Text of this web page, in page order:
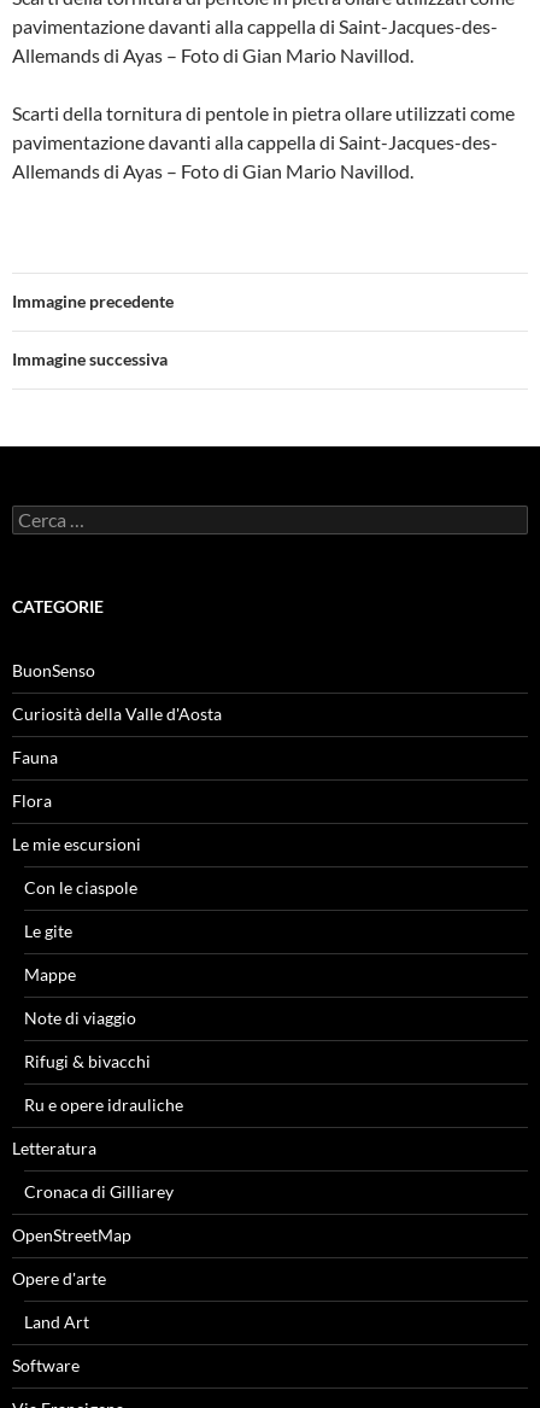
pavimentazione davanti alla cappella di Saint-Jacques-des-
Allemands di Ayas – Foto di Gian Mario Navillod.
Scarti della tornitura di pentole in pietra ollare utilizzati come
pavimentazione davanti alla cappella di Saint-Jacques-des-
Allemands di Ayas – Foto di Gian Mario Navillod.
Immagine precedente
Immagine successiva
Ricerca
per:
CATEGORIE
BuonSenso
Curiosità della Valle d'Aosta
Fauna
Flora
Le mie escursioni
Con le ciaspole
Le gite
Mappe
Note di viaggio
Rifugi & bivacchi
Ru e opere idrauliche
Letteratura
Cronaca di Gilliarey
OpenStreetMap
Opere d'arte
Land Art
Software